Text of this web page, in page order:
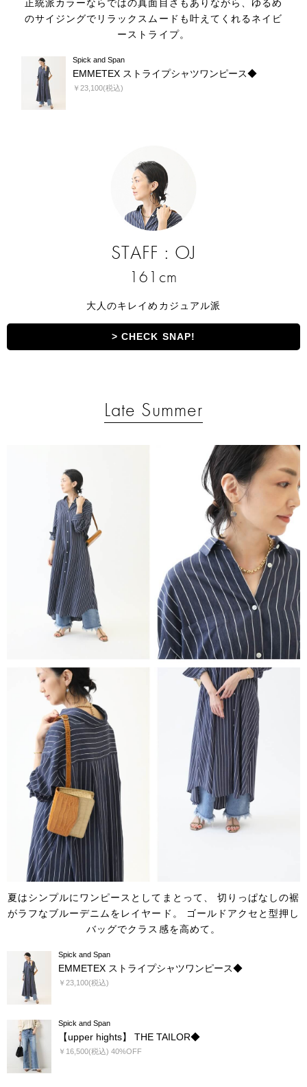
正統派カラーならではの真面目さもありながら、ゆるめ
のサイジングでリラックスムードも叶えてくれるネイビ
ーストライプ。
Spick and Span
EMMETEX ストライプシャツワンピース◆
￥23,100(税込)
STAFF : OJ
161cm
大人のキレイめカジュアル派
> CHECK SNAP!
Late Summer
夏はシンプルにワンピースとしてまとって、
切りっぱなしの裾
がラフなブルーデニムをレイヤード。
ゴールドアクセと型押し
バッグでクラス感を高めて。
Spick and Span
EMMETEX ストライプシャツワンピース◆
￥23,100(税込)
Spick and Span
【upper hights】 THE TAILOR◆
￥16,500(税込) 40%OFF